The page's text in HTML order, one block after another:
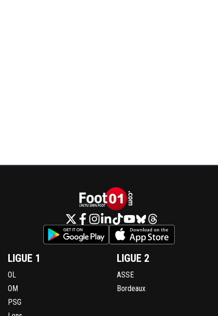
LIGUE 1
OL
OM
PSG
LIGUE 2
ASSE
Bordeaux